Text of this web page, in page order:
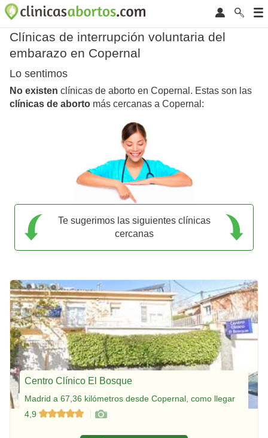
Clínicas de interrupción voluntaria del
embarazo en Copernal
Lo sentimos
No existen clínicas de aborto en Copernal. Estas son las
clínicas de aborto más cercanas a Copernal:
Te sugerimos las siguientes clínicas
cercanas
Centro Clínico El Bosque
Madrid a 67,36 kilómetros desde Copernal, como llegar
4,9